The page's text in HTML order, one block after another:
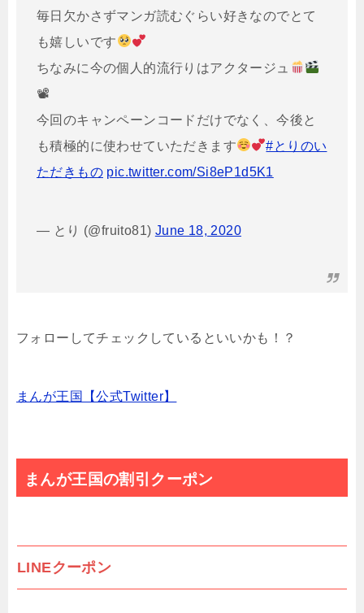
毎日欠かさずマンガ読むぐらい好きなのでとて
も嬉しいです
ちなみに今の個人的流行りはアクタージュ
📽
今回のキャンペーンコードだけでなく、今後と
も積極的に使わせていただきます
#とりのい
ただきもの pic.twitter.com/Si8eP1d5K1
— とり (@fruito81) June 18, 2020
フォローしてチェックしているといいかも！？
まんが王国【公式Twitter】
まんが王国の割引クーポン
LINEクーポン